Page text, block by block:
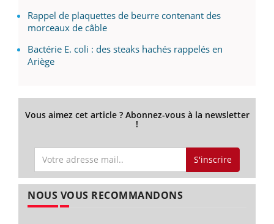
Rappel de plaquettes de beurre contenant des
morceaux de câble
Bactérie E. coli : des steaks hachés rappelés en
Ariège
Vous aimez cet article ? Abonnez-vous à la newsletter
!
S'inscrire
NOUS VOUS RECOMMANDONS